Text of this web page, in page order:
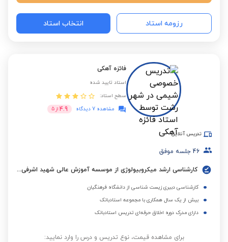
رزومه استاد انتخاب استاد
فائزه آهکی
استاد تایید شده
سطح استاد:
مشاهده 7 دیدگاه
4.9 از 5
تدریس آنلاین
46 جلسه موفق
کارشناسی ارشد میکروبیولوژی از موسسه آموزش عالی شهید اشرفی اصفهانی
کارشناسی دبیری زیست شناسی از دانشگاه فرهنگیان
بیش از یک سال همکاری با مجموعه استادبانک
دارای مدرک دوره اخلاق حرفه‌ای تدریس استادبانک
برای مشاهده قیمت، نوع تدریس و درس را وارد نمایید: